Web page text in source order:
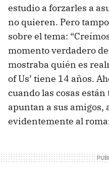
estudio a forzarles a
no quieren. Pero
sobre el tema:
momento verdadero
mostraba quién es
of Us’ tiene 14 años.
cuando las cosas
apuntan a sus amigos,
evidentemente al